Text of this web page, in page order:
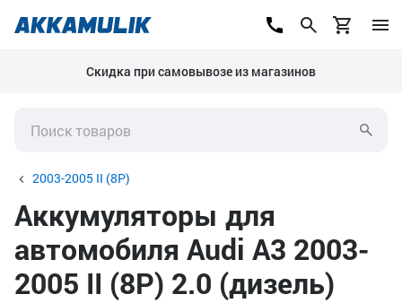
Скидка при самовывозе из магазинов
2003-2005 II (8P)
Аккумуляторы для
автомобиля Audi A3 2003-
2005 II (8P) 2.0 (дизель)